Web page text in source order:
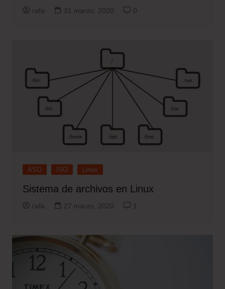
rafa 31 marzo, 2020 0
ASO ISO Linux
Sistema de archivos en Linux
rafa 27 marzo, 2020 1